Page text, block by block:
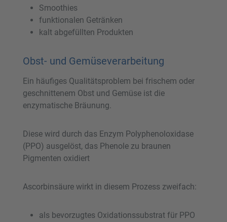
Smoothies
funktionalen Getränken
kalt abgefüllten Produkten
Obst- und Gemüseverarbeitung
Ein häufiges Qualitätsproblem bei frischem oder
geschnittenem Obst und Gemüse ist die
enzymatische Bräunung.
Diese wird durch das Enzym Polyphenoloxidase
(PPO) ausgelöst, das Phenole zu braunen
Pigmenten oxidiert
Ascorbinsäure wirkt in diesem Prozess zweifach:
als bevorzugtes Oxidationssubstrat für PPO